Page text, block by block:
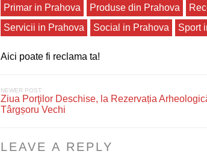
Primar in Prahova
Produse din Prahova
Servicii in Prahova
Social in Prahova Sport
Aici poate fi reclama ta!
NEWER POST
Ziua Porţilor Deschise, la Rezervația
Târgșoru Vechi
LEAVE A REPLY